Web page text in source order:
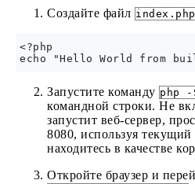
Создайте файл index.php
<?php
Запустите команду php
командной строки. Не
запустит веб-сервер,
8080, используя
находитесь в качестве
Откройте браузер и